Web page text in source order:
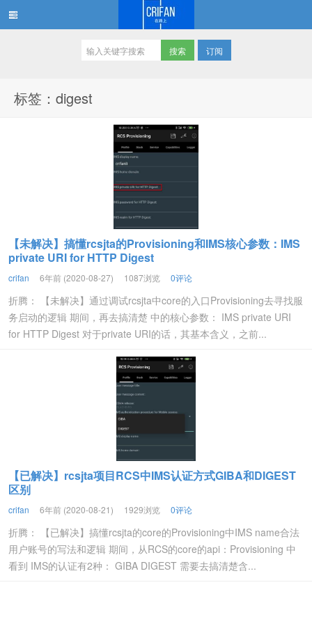
订阅
标签：digest
【未解决】搞懂rcsjta的Provisioning和IMS核心参数：IMS
private URI for HTTP Digest
crifan 6年前 (2020-08-27) 1087浏览 0评论
折腾： 【未解决】通过调试rcsjta中core的入口Provisioning去寻找服
务启动的逻辑 期间，再去搞清楚 中的核心参数： IMS private URI
for HTTP Digest 对于private URI的话，其基本含义，之前...
【已解决】rcsjta项目RCS中IMS认证方式GIBA和DIGEST
区别
crifan 6年前 (2020-08-21) 1929浏览 0评论
折腾： 【已解决】搞懂rcsjta的core的Provisioning中IMS name合法
用户账号的写法和逻辑 期间，从RCS的core的api：Provisioning 中
看到 IMS的认证有2种： GIBA DIGEST 需要去搞清楚含...